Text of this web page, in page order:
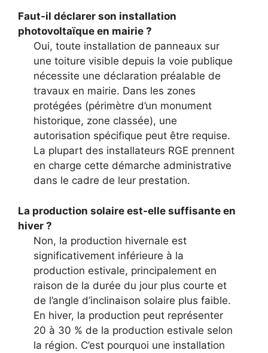
Faut-il déclarer son installation
photovoltaïque en mairie ?
Oui, toute installation de panneaux sur
une toiture visible depuis la voie publique
nécessite une déclaration préalable de
travaux en mairie. Dans les zones
protégées (périmètre d’un monument
historique, zone classée), une
autorisation spécifique peut être requise.
La plupart des installateurs RGE prennent
en charge cette démarche administrative
dans le cadre de leur prestation.
La production solaire est-elle suffisante en
hiver ?
Non, la production hivernale est
significativement inférieure à la
production estivale, principalement en
raison de la durée du jour plus courte et
de l’angle d’inclinaison solaire plus faible.
En hiver, la production peut représenter
20 à 30 % de la production estivale selon
la région. C’est pourquoi une installation